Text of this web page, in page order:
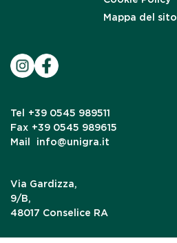
Mappa del sito
Tel
+39 0545 989511
Fax +39 0545 989615
Mail
info@unigra.it
Via Gardizza,
9/B,
48017 Conselice RA